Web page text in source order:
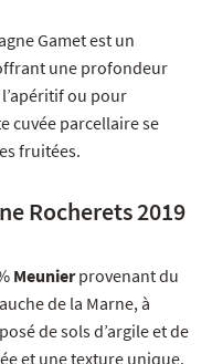
Gamet est un
une profondeur
ou pour
cuvée parcellaire se
fruitées.
Rocherets 2019
Meunierprovenant du
de la Marne, à
de sols d’argile et de
et une texture unique.